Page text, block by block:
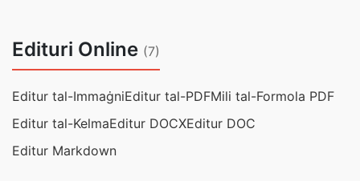
Edituri Online (7)
Editur tal-ImmaġniEditur tal-PDFMili tal-Formola PDF
Editur tal-KelmaEditur DOCXEditur DOC
Editur Markdown